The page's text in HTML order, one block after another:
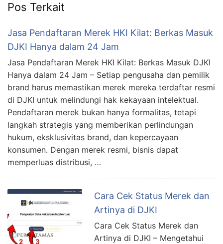
Pos Terkait
Jasa Pendaftaran Merek HKI Kilat: Berkas Masuk
DJKI Hanya dalam 24 Jam
Jasa Pendaftaran Merek HKI Kilat: Berkas Masuk DJKI
Hanya dalam 24 Jam – Setiap pengusaha dan pemilik
brand harus memastikan merek mereka terdaftar resmi
di DJKI untuk melindungi hak kekayaan intelektual.
Pendaftaran merek bukan hanya formalitas, tetapi
langkah strategis yang memberikan perlindungan
hukum, eksklusivitas brand, dan kepercayaan
konsumen. Dengan merek resmi, bisnis dapat
memperluas distribusi, …
Cara Cek Status Merek dan
Artinya di DJKI
Cara Cek Status Merek dan
Artinya di DJKI – Mengetahui